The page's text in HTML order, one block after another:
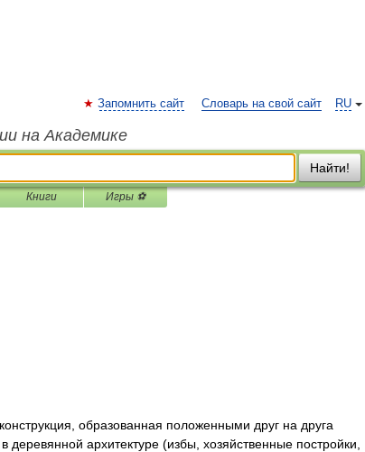
RU
Запомнить сайт Словарь на свой сайт
на Академике
Найти!
Книги Игры ⚽
образованная положенными друг на друга
архитектуре (избы, хозяйственные постройки,